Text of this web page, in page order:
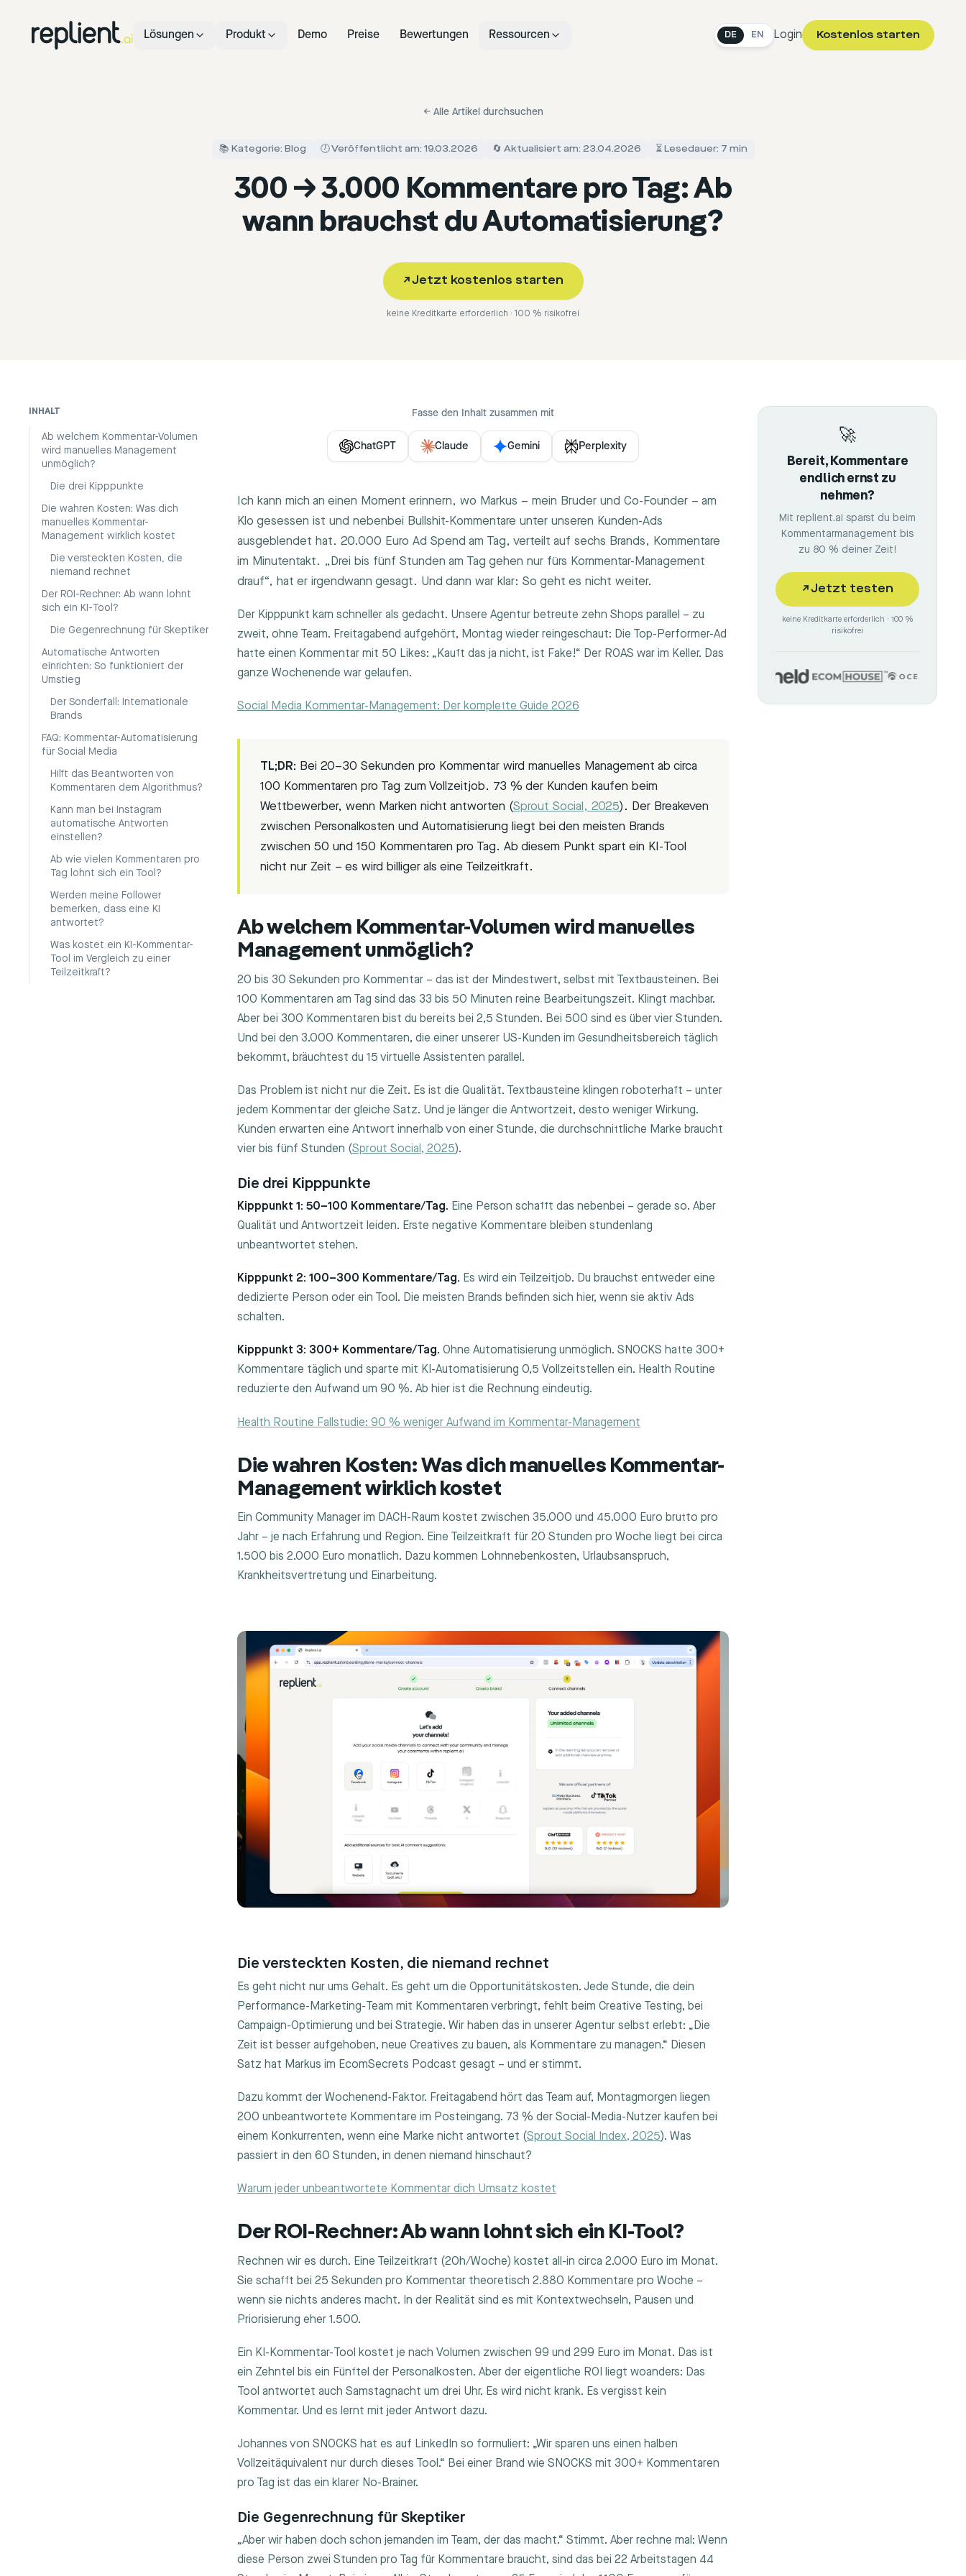
Lösungen Produkt Demo Preise Bewertungen Ressourcen DE EN Login Kostenlos starten
← Alle Artikel durchsuchen
📚 Kategorie: Blog 🕖 Veröffentlicht am: 19.03.2026 🔄 Aktualisiert am: 23.04.2026 ⏳ Lesedauer: 7 min
300 → 3.000 Kommentare pro Tag: Ab
wann brauchst du Automatisierung?
↗Jetzt kostenlos starten
keine Kreditkarte erforderlich · 100 % risikofrei
INHALT
Ab welchem Kommentar-Volumen
wird manuelles Management
unmöglich?
Die drei Kipppunkte
Die wahren Kosten: Was dich
manuelles Kommentar-
Management wirklich kostet
Die versteckten Kosten, die
niemand rechnet
Der ROI-Rechner: Ab wann lohnt
sich ein KI-Tool?
Die Gegenrechnung für Skeptiker
Automatische Antworten
einrichten: So funktioniert der
Umstieg
Der Sonderfall: Internationale
Brands
FAQ: Kommentar-Automatisierung
für Social Media
Hilft das Beantworten von
Kommentaren dem Algorithmus?
Kann man bei Instagram
automatische Antworten
einstellen?
Ab wie vielen Kommentaren pro
Tag lohnt sich ein Tool?
Werden meine Follower
bemerken, dass eine KI
antwortet?
Was kostet ein KI-Kommentar-
Tool im Vergleich zu einer
Teilzeitkraft?
Fasse den Inhalt zusammen mit
ChatGPT Claude Gemini Perplexity
Ich kann mich an einen Moment erinnern, wo Markus – mein Bruder und Co-Founder – am
Klo gesessen ist und nebenbei Bullshit-Kommentare unter unseren Kunden-Ads
ausgeblendet hat. 20.000 Euro Ad Spend am Tag, verteilt auf sechs Brands, Kommentare
im Minutentakt. „Drei bis fünf Stunden am Tag gehen nur fürs Kommentar-Management
drauf“, hat er irgendwann gesagt. Und dann war klar: So geht es nicht weiter.
Der Kipppunkt kam schneller als gedacht. Unsere Agentur betreute zehn Shops parallel – zu
zweit, ohne Team. Freitagabend aufgehört, Montag wieder reingeschaut: Die Top-Performer-Ad
hatte einen Kommentar mit 50 Likes: „Kauft das ja nicht, ist Fake!“ Der ROAS war im Keller. Das
ganze Wochenende war gelaufen.
Social Media Kommentar-Management: Der komplette Guide 2026
TL;DR: Bei 20–30 Sekunden pro Kommentar wird manuelles Management ab circa
100 Kommentaren pro Tag zum Vollzeitjob. 73 % der Kunden kaufen beim
Wettbewerber, wenn Marken nicht antworten (Sprout Social, 2025). Der Breakeven
zwischen Personalkosten und Automatisierung liegt bei den meisten Brands
zwischen 50 und 150 Kommentaren pro Tag. Ab diesem Punkt spart ein KI-Tool
nicht nur Zeit – es wird billiger als eine Teilzeitkraft.
Ab welchem Kommentar-Volumen wird manuelles
Management unmöglich?
20 bis 30 Sekunden pro Kommentar – das ist der Mindestwert, selbst mit Textbausteinen. Bei
100 Kommentaren am Tag sind das 33 bis 50 Minuten reine Bearbeitungszeit. Klingt machbar.
Aber bei 300 Kommentaren bist du bereits bei 2,5 Stunden. Bei 500 sind es über vier Stunden.
Und bei den 3.000 Kommentaren, die einer unserer US-Kunden im Gesundheitsbereich täglich
bekommt, bräuchtest du 15 virtuelle Assistenten parallel.
Das Problem ist nicht nur die Zeit. Es ist die Qualität. Textbausteine klingen roboterhaft – unter
jedem Kommentar der gleiche Satz. Und je länger die Antwortzeit, desto weniger Wirkung.
Kunden erwarten eine Antwort innerhalb von einer Stunde, die durchschnittliche Marke braucht
vier bis fünf Stunden (Sprout Social, 2025).
Die drei Kipppunkte
Kipppunkt 1: 50–100 Kommentare/Tag. Eine Person schafft das nebenbei – gerade so. Aber
Qualität und Antwortzeit leiden. Erste negative Kommentare bleiben stundenlang
unbeantwortet stehen.
Kipppunkt 2: 100–300 Kommentare/Tag. Es wird ein Teilzeitjob. Du brauchst entweder eine
dedizierte Person oder ein Tool. Die meisten Brands befinden sich hier, wenn sie aktiv Ads
schalten.
Kipppunkt 3: 300+ Kommentare/Tag. Ohne Automatisierung unmöglich. SNOCKS hatte 300+
Kommentare täglich und sparte mit KI-Automatisierung 0,5 Vollzeitstellen ein. Health Routine
reduzierte den Aufwand um 90 %. Ab hier ist die Rechnung eindeutig.
Health Routine Fallstudie: 90 % weniger Aufwand im Kommentar-Management
Die wahren Kosten: Was dich manuelles Kommentar-
Management wirklich kostet
Ein Community Manager im DACH-Raum kostet zwischen 35.000 und 45.000 Euro brutto pro
Jahr – je nach Erfahrung und Region. Eine Teilzeitkraft für 20 Stunden pro Woche liegt bei circa
1.500 bis 2.000 Euro monatlich. Dazu kommen Lohnnebenkosten, Urlaubsanspruch,
Krankheitsvertretung und Einarbeitung.
Die versteckten Kosten, die niemand rechnet
Es geht nicht nur ums Gehalt. Es geht um die Opportunitätskosten. Jede Stunde, die dein
Performance-Marketing-Team mit Kommentaren verbringt, fehlt beim Creative Testing, bei
Campaign-Optimierung und bei Strategie. Wir haben das in unserer Agentur selbst erlebt: „Die
Zeit ist besser aufgehoben, neue Creatives zu bauen, als Kommentare zu managen.“ Diesen
Satz hat Markus im EcomSecrets Podcast gesagt – und er stimmt.
Dazu kommt der Wochenend-Faktor. Freitagabend hört das Team auf, Montagmorgen liegen
200 unbeantwortete Kommentare im Posteingang. 73 % der Social-Media-Nutzer kaufen bei
einem Konkurrenten, wenn eine Marke nicht antwortet (Sprout Social Index, 2025). Was
passiert in den 60 Stunden, in denen niemand hinschaut?
Warum jeder unbeantwortete Kommentar dich Umsatz kostet
Der ROI-Rechner: Ab wann lohnt sich ein KI-Tool?
Rechnen wir es durch. Eine Teilzeitkraft (20h/Woche) kostet all-in circa 2.000 Euro im Monat.
Sie schafft bei 25 Sekunden pro Kommentar theoretisch 2.880 Kommentare pro Woche –
wenn sie nichts anderes macht. In der Realität sind es mit Kontextwechseln, Pausen und
Priorisierung eher 1.500.
Ein KI-Kommentar-Tool kostet je nach Volumen zwischen 99 und 299 Euro im Monat. Das ist
ein Zehntel bis ein Fünftel der Personalkosten. Aber der eigentliche ROI liegt woanders: Das
Tool antwortet auch Samstagnacht um drei Uhr. Es wird nicht krank. Es vergisst kein
Kommentar. Und es lernt mit jeder Antwort dazu.
Johannes von SNOCKS hat es auf LinkedIn so formuliert: „Wir sparen uns einen halben
Vollzeitäquivalent nur durch dieses Tool.“ Bei einer Brand wie SNOCKS mit 300+ Kommentaren
pro Tag ist das ein klarer No-Brainer.
Die Gegenrechnung für Skeptiker
„Aber wir haben doch schon jemanden im Team, der das macht.“ Stimmt. Aber rechne mal: Wenn
diese Person zwei Stunden pro Tag für Kommentare braucht, sind das bei 22 Arbeitstagen 44
🚀
Bereit, Kommentare
endlich ernst zu
nehmen?
Mit replient.ai sparst du beim
Kommentarmanagement bis
zu 80 % deiner Zeit!
↗Jetzt testen
keine Kreditkarte erforderlich · 100 %
risikofrei